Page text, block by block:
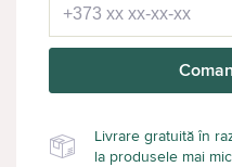
Livrare gratuită în
la produsele mai